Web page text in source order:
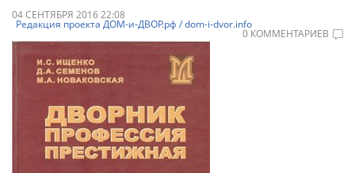
04 СЕНТЯБРЯ 2016 22:08
Редакция проекта ДОМ-и-ДВОР.рф / dom-i-dvor.info
0 КОММЕНТАРИЕВ